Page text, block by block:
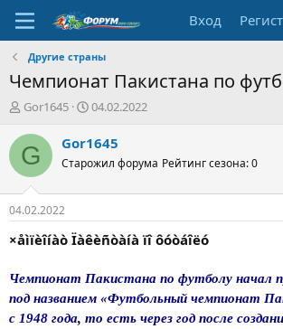
Вход
Другие страны
Чемпионат Пакистана по
А
т
о
т
е
м
ы
Gor1645
Д
т
н
а
л
04.02.2022
G Gor1645
Старожил форума Рейтинг сезона: 0
04.02.2022
×åìïèîíàò Ïàêèñòàíà ïî ôóòáîëó
Чемпионат Пакистана по футболу начал
под названием «Футбольный чемпионат
с 1948 года, то есть через год после